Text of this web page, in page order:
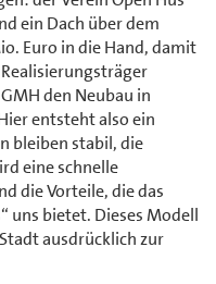
ein Dach über dem
Euro in die Hand, damit
den Neubau in
entsteht also ein
bleiben stabil, die
eine schnelle
die Vorteile, die das
uns bietet. Dieses Modell
ausdrücklich zur